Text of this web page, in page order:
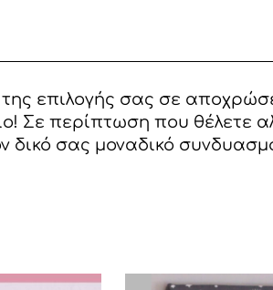
επιλογής σας σε
Σε περίπτωση που
δικό σας μοναδικό